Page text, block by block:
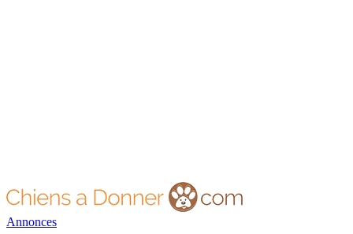
Annonces